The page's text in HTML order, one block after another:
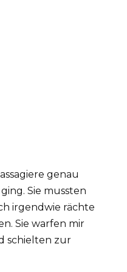
genau
Sie mussten
irgendwie rächte
Sie warfen mir
schielten zur